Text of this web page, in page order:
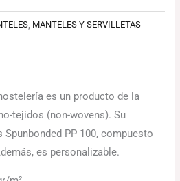
, MANTELES Y SERVILLETAS
es un producto de la
tejidos (non-wovens). Su
PP 100, compuesto
es personalizable.